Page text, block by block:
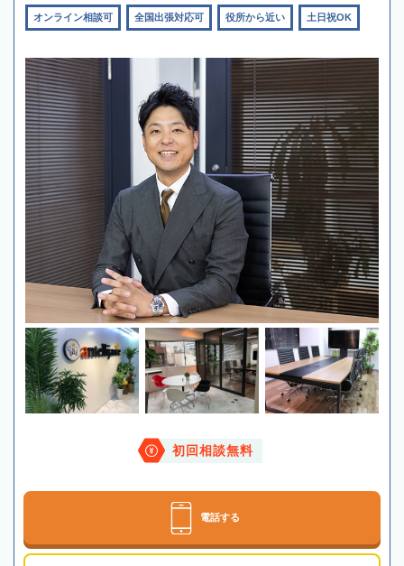
オンライン相談可 全国出張対応可 役所から近い 土日祝OK
初回相談無料
電話する